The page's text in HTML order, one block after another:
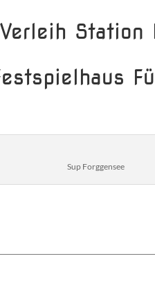
Sup Forggensee